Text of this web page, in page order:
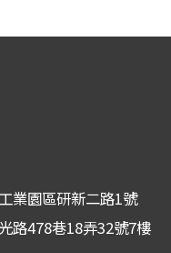
業園區研新二路1號
路478巷18弄32號7樓